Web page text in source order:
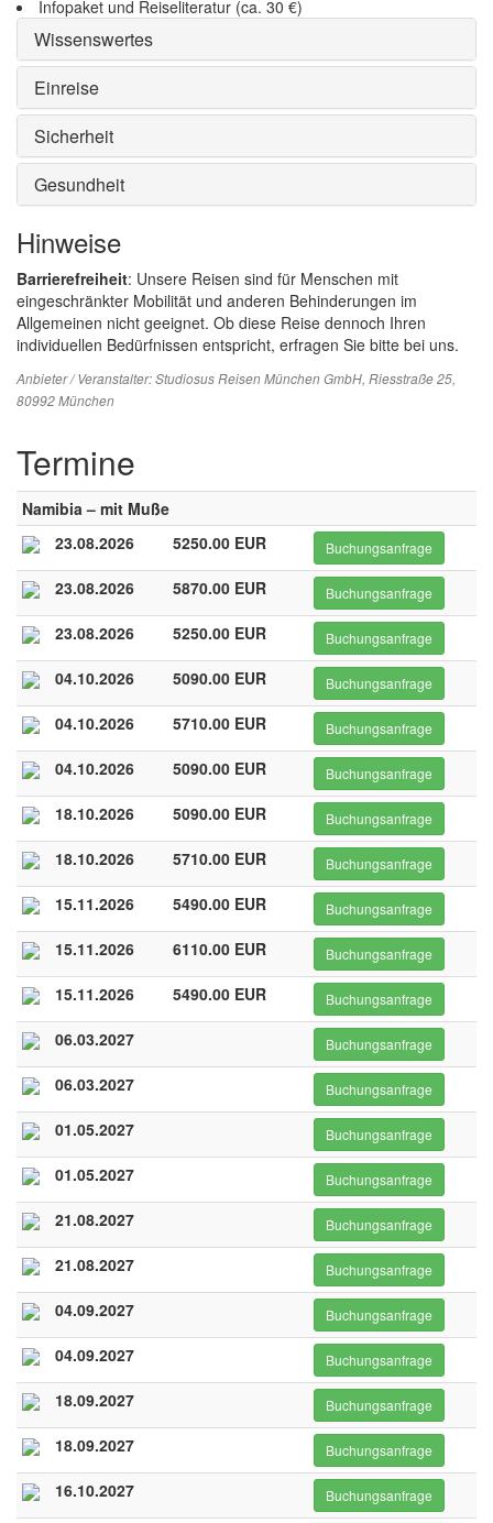
Infopaket und Reiseliteratur (ca. 30 €)
Wissenswertes
Einreise
Sicherheit
Gesundheit
Hinweise
Barrierefreiheit: Unsere Reisen sind für Menschen mit
eingeschränkter Mobilität und anderen Behinderungen im
Allgemeinen nicht geeignet. Ob diese Reise dennoch Ihren
individuellen Bedürfnissen entspricht, erfragen Sie bitte bei uns.
Anbieter / Veranstalter:Studiosus Reisen München GmbH, Riesstraße 25,
80992 München
Termine
Namibia – mit Muße
23.08.2026
5250.00 EUR Buchungsanfrage
23.08.2026 5870.00 EUR Buchungsanfrage
23.08.2026 5250.00 EUR Buchungsanfrage
04.10.2026 5090.00 EUR Buchungsanfrage
04.10.2026 5710.00 EUR Buchungsanfrage
04.10.2026 5090.00 EUR Buchungsanfrage
18.10.2026 5090.00 EUR Buchungsanfrage
18.10.2026 5710.00 EUR Buchungsanfrage
15.11.2026 5490.00 EUR Buchungsanfrage
15.11.2026 6110.00 EUR Buchungsanfrage
15.11.2026 5490.00 EUR Buchungsanfrage
06.03.2027 Buchungsanfrage
06.03.2027 Buchungsanfrage
01.05.2027 Buchungsanfrage
01.05.2027 Buchungsanfrage
21.08.2027 Buchungsanfrage
21.08.2027 Buchungsanfrage
04.09.2027 Buchungsanfrage
04.09.2027 Buchungsanfrage
18.09.2027 Buchungsanfrage
18.09.2027 Buchungsanfrage
16.10.2027 Buchungsanfrage